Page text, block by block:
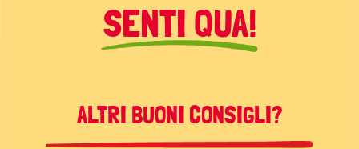
SENTI QUA!
ALTRI BUONI CONSIGLI?